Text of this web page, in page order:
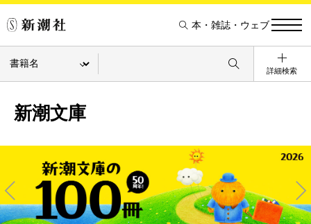
本・雑誌・ウェブ
詳細検索
新潮文庫
Pre
Ne